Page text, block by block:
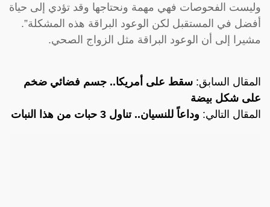
وليست الفحوصات فهي مهمة ونحتاجها وقد تؤدي إلى حياة
أفضل في المستقبل لكن الوعود البراقة هذه المشكلة”.
مشيرا إلى أن الوعود البراقة مثل الزواج الصحي.
المقال السابق: سقط على أمريكا.. جسم فضائي ضخم
على شكل بيضة
المقال التالي: وداعاً للنسيان.. تناول 3 حبات من هذا النبات